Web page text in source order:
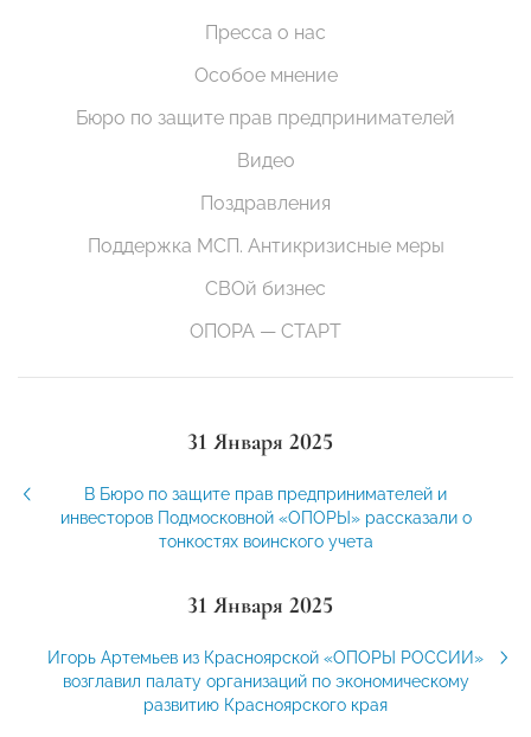
Пресса о нас
Особое мнение
Бюро по защите прав предпринимателей
Видео
Поздравления
Поддержка МСП. Антикризисные меры
СВОй бизнес
ОПОРА — СТАРТ
31 Января 2025
В Бюро по защите прав предпринимателей и
инвесторов Подмосковной «ОПОРЫ» рассказали о
тонкостях воинского учета
31 Января 2025
Игорь Артемьев из Красноярской «ОПОРЫ РОССИИ»
возглавил палату организаций по экономическому
развитию Красноярского края